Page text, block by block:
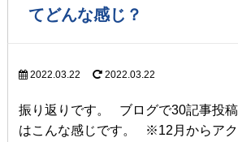
てどんな感じ？
2022.03.22 2022.03.22
振り返りです。 ブログで30記事投
はこんな感じです。 ※12月からア